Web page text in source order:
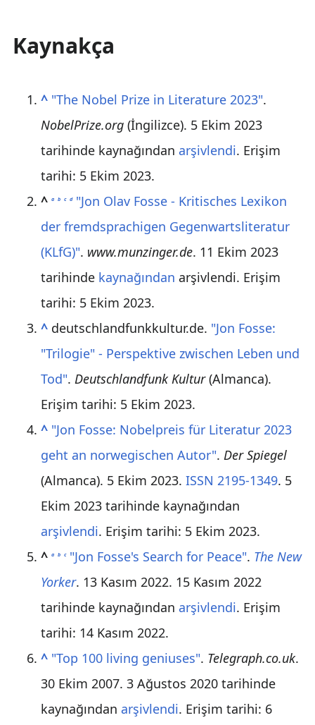
Kaynakça
^ "The Nobel Prize in Literature 2023".
NobelPrize.org(İngilizce). 5 Ekim 2023
tarihinde kaynağından arşivlendi. Erişim
tarihi: 5 Ekim 2023.
^ a b c d
"Jon Olav Fosse - Kritisches Lexikon
der fremdsprachigen Gegenwartsliteratur
(KLfG)". www.munzinger.de. 11 Ekim 2023
tarihinde kaynağından arşivlendi. Erişim
tarihi: 5 Ekim 2023.
^ deutschlandfunkkultur.de. "Jon Fosse:
"Trilogie" - Perspektive zwischen Leben und
Tod". Deutschlandfunk Kultur(Almanca).
Erişim tarihi: 5 Ekim 2023.
^ "Jon Fosse: Nobelpreis für Literatur 2023
geht an norwegischen Autor". Der Spiegel
(Almanca). 5 Ekim 2023. ISSN 2195-1349. 5
Ekim 2023 tarihinde kaynağından
arşivlendi. Erişim tarihi: 5 Ekim 2023.
^ a b c "Jon Fosse's Search for Peace". The New
Yorker. 13 Kasım 2022. 15 Kasım 2022
tarihinde kaynağından arşivlendi. Erişim
tarihi: 14 Kasım 2022.
^ "Top 100 living geniuses". Telegraph.co.uk.
30 Ekim 2007. 3 Ağustos 2020 tarihinde
kaynağından arşivlendi. Erişim tarihi: 6